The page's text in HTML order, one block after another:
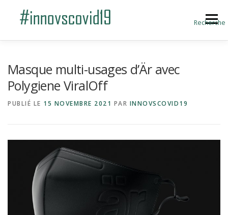
Recherche
Menu
Masque multi-usages d’Är avec
Polygiene ViralOff
PUBLIÉ LE 15 NOVEMBRE 2021 PAR INNOVSCOVID19